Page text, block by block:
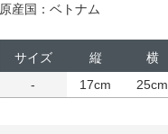
原産国：ベトナム
サイズ 縦 横
-
17cm 25cm